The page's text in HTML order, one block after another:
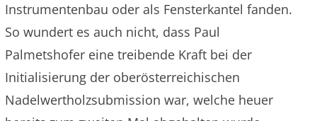
Instrumentenbau oder als Fensterkantel fanden.
So wundert es auch nicht, dass Paul
Palmetshofer eine treibende Kraft bei der
Initialisierung der oberösterreichischen
Nadelwertholzsubmission war, welche heuer